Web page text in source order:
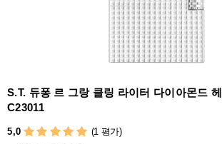
S.T. 듀퐁 르 그랑 클링 라이터 다이아몬드
C23011
5,0 (1 평가)